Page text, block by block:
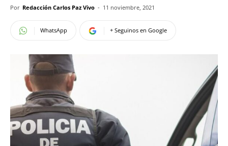
Por Redacción Carlos Paz Vivo - 11 noviembre, 2021
WhatsApp + Seguinos en Google